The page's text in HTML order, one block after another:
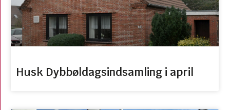
Husk Dybbøldagsindsamling i april